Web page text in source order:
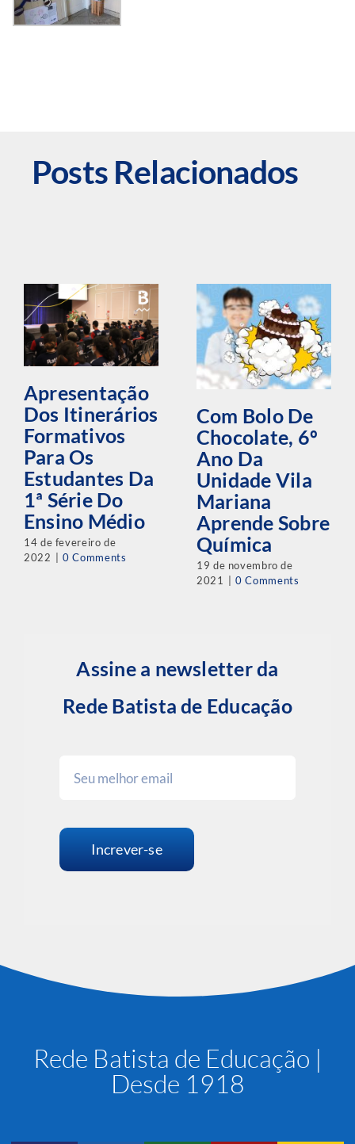
Posts Relacionados
Apresentação
Dos Itinerários
Formativos
Para Os
Estudantes Da
1ª Série Do
Ensino Médio
14 de fevereiro de
2022
0 Comments
Com Bolo De
Chocolate, 6º
Ano Da
Unidade Vila
Mariana
Aprende Sobre
Química
19 de novembro de
2021
0 Comments
Assine a newsletter da
Rede Batista de Educação
Increver-se
Rede Batista de Educação |
Desde 1918